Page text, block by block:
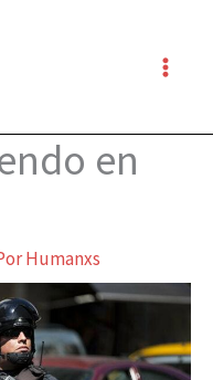
en
Humanxs